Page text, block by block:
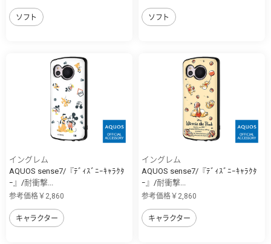
ソフト ソフト
イングレム
AQUOS sense7/『ﾃﾞｨｽﾞﾆｰｷｬﾗｸﾀ
ｰ』/耐衝撃...
参考価格￥2,860
キャラクター
イングレム
AQUOS sense7/『ﾃﾞｨｽﾞﾆｰｷｬﾗｸﾀ
ｰ』/耐衝撃...
参考価格￥2,860
キャラクター